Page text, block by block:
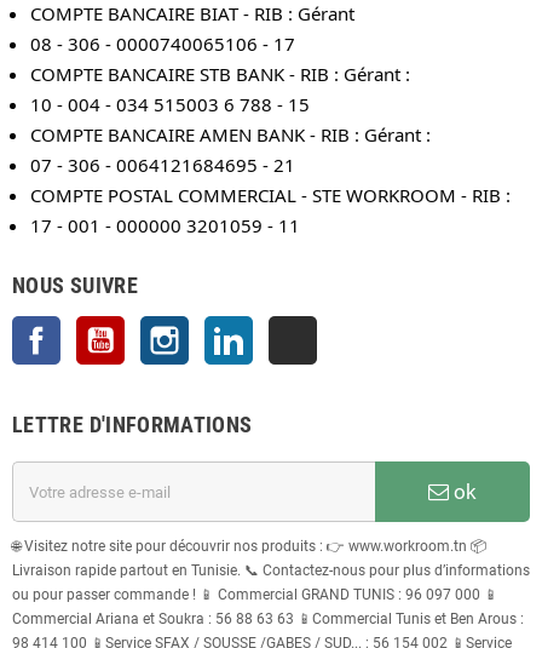
COMPTE BANCAIRE BIAT - RIB : Gérant
08 - 306 - 0000740065106 - 17
COMPTE BANCAIRE STB BANK - RIB : Gérant :
10 - 004 - 034 515003 6 788 - 15
COMPTE BANCAIRE AMEN BANK - RIB : Gérant :
07 - 306 - 0064121684695 - 21
COMPTE POSTAL COMMERCIAL - STE WORKROOM - RIB :
17 - 001 - 000000 3201059 - 11
NOUS SUIVRE
Facebook YouTube Instagram
LETTRE D'INFORMATIONS
ok
🌐 Visitez notre site pour découvrir nos produits : 👉 www.workroom.tn 📦
Livraison rapide partout en Tunisie. 📞 Contactez-nous pour plus d’informations
ou pour passer commande ! 📱 Commercial GRAND TUNIS : 96 097 000 📱
Commercial Ariana et Soukra : 56 88 63 63 📱Commercial Tunis et Ben Arous :
98 414 100 📱Service SFAX / SOUSSE /GABES / SUD... : 56 154 002 📱Service